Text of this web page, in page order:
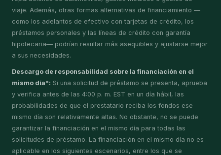
viaje. Además, otras formas alternativas de financiamiento —
como los adelantos de efectivo con tarjetas de crédito, los
préstamos personales y las líneas de crédito con garantía
hipotecaria— podrían resultar más asequibles y ajustarse mejor
a sus necesidades.
Descargo de responsabilidad sobre la financiación en el
mismo día*: Si una solicitud de préstamo se presenta, aprueba
y verifica antes de las 4:00 p. m. EST en un día hábil, las
probabilidades de que el prestatario reciba los fondos ese
mismo día son relativamente altas. No obstante, no se puede
garantizar la financiación en el mismo día para todas las
solicitudes de préstamo. La financiación en el mismo día no es
aplicable en los siguientes escenarios, entre los que se